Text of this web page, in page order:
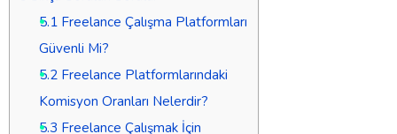
5.1Freelance Çalışma Platformları
Güvenli Mi?
5.2Freelance Platformlarındaki
Komisyon Oranları Nelerdir?
5.3 Freelance Çalışmak İçin